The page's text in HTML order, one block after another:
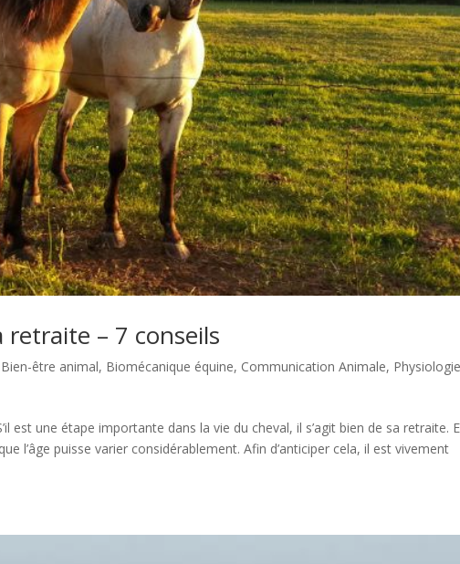
– 7 conseils
Bien-être animal, Biomécanique équine, Communication Animale,
est une étape importante dans la vie du cheval, il s’agit bien de sa retraite.
l’âge puisse varier considérablement. Afin d’anticiper cela, il est vivement